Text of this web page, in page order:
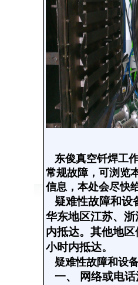
东俊真空钎焊工
常规故障，可浏览
信息，本处会尽快
疑难性故障和设
华东地区江苏、
内抵达。其他地
小时内抵达。
疑难性故障和设
一、
网络或电